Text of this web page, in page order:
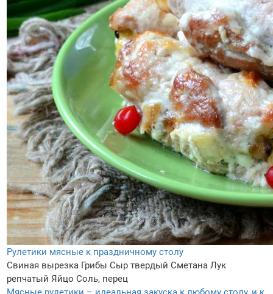
Рулетики мясные к праздничному столу
Свиная вырезка Грибы Сыр твердый Сметана Лук
репчатый Яйцо Соль, перец